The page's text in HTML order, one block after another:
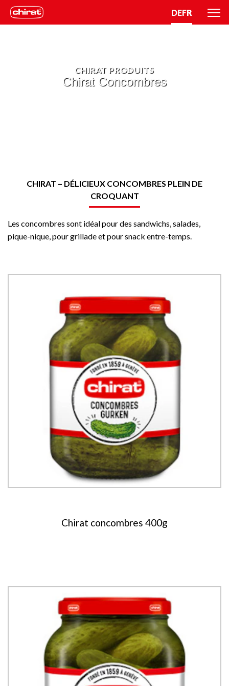
DEFR
CHIRAT PRODUITS
Chirat Concombres
CHIRAT – DÉLICIEUX CONCOMBRES PLEIN DE
CROQUANT
Les concombres sont idéal pour des sandwichs, salades,
pique-nique, pour grillade et pour snack entre-temps.
Chirat concombres 400g